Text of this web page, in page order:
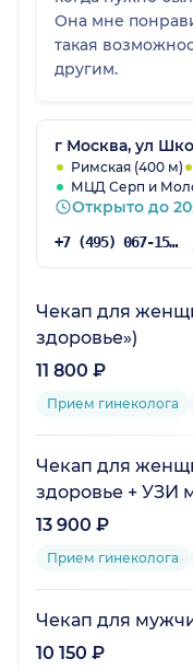
Она мне
такая
другим.
г Москва, ул
Римская (400 м)
МЦД Серп и
Открыто до
+7 (495) 067-15-02
Чекап для
здоровье»)
11 800 ₽
Прием гинеколога
Чекап для
здоровье + УЗИ
13 900 ₽
Прием гинеколога
Чекап для
10 150 ₽